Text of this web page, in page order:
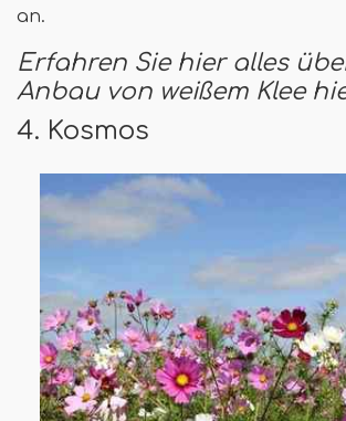
an.
Erfahren Sie hier alles
Anbau von weißem Klee
4. Kosmos